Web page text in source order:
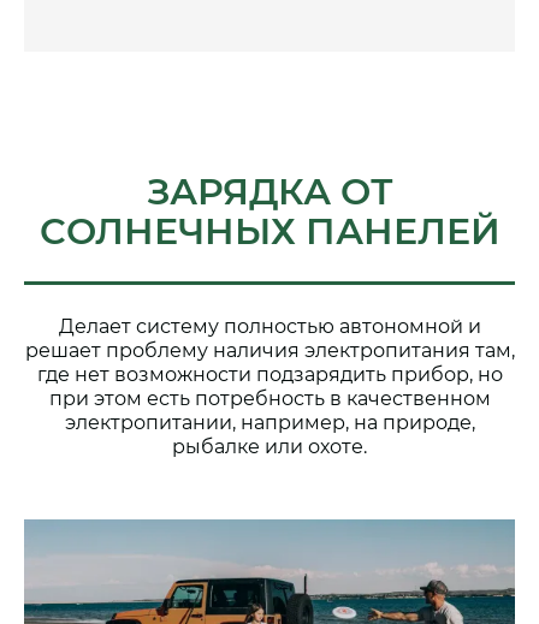
ЗАРЯДКА ОТ
СОЛНЕЧНЫХ ПАНЕЛЕЙ
Делает систему полностью автономной и
решает проблему наличия электропитания там,
где нет возможности подзарядить прибор, но
при этом есть потребность в качественном
электропитании, например, на природе,
рыбалке или охоте.